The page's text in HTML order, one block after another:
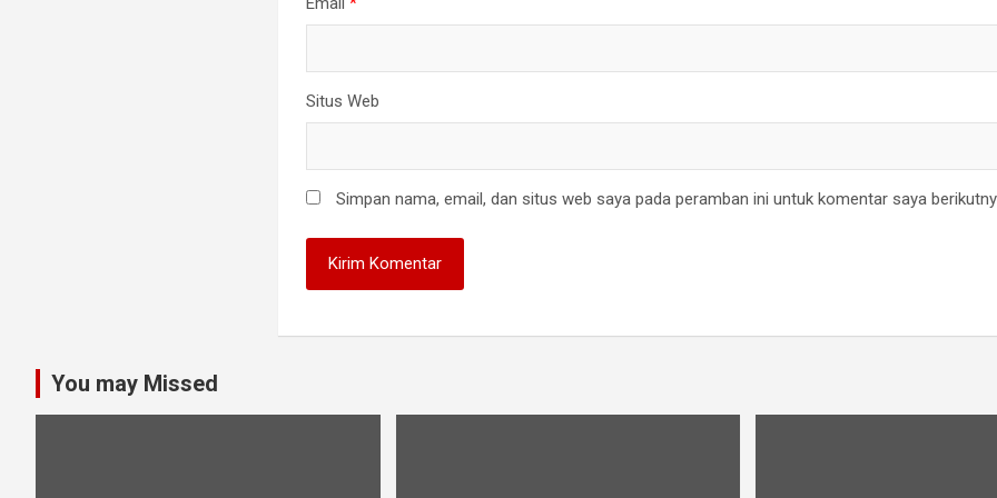
Situs Web
Simpan nama, email, dan situs web saya pada peramban ini untuk komentar saya
You may Missed